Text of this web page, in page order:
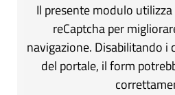
Il presente modulo
reCaptcha per
navigazione. Disabilitando i
del portale, il form